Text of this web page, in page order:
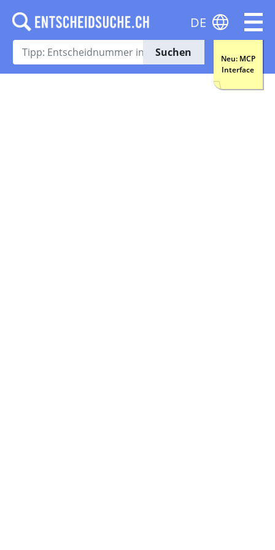
Suchen
Neu: MCP
Interface
DE